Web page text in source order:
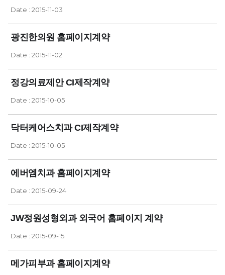
Date : 2015-11-03
광진한의원 홈페이지계약
Date : 2015-11-02
정강의료제안 CI제작계약
Date : 2015-10-05
닥터케어스치과 CI제작계약
Date : 2015-10-05
에버엠치과 홈페이지계약
Date : 2015-09-24
JW정원성형외과 외국어 홈페이지 계약
Date : 2015-09-15
메가피부과 홈페이지계약